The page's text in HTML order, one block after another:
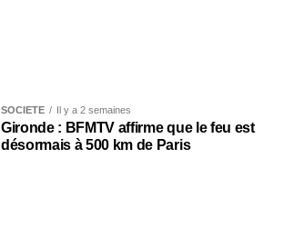
SOCIÉTÉ Il y a 2 semaines
Gironde : BFMTV affirme que le feu est
désormais à 500 km de Paris